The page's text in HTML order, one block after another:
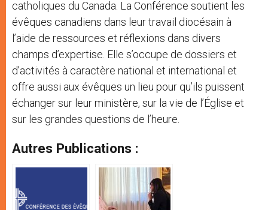
catholiques du Canada. La Conférence soutient les
évêques canadiens dans leur travail diocésain à
l’aide de ressources et réflexions dans divers
champs d’expertise. Elle s’occupe de dossiers et
d’activités à caractère national et international et
offre aussi aux évêques un lieu pour qu’ils puissent
échanger sur leur ministère, sur la vie de l’Église et
sur les grandes questions de l’heure.
Autres Publications :